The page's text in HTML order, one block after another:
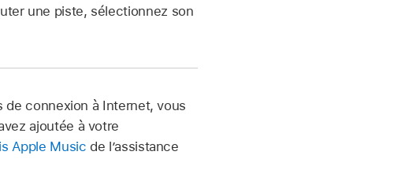
une piste, sélectionnez son
de connexion à Internet, vous
ajoutée à votre
Apple Music de l’assistance